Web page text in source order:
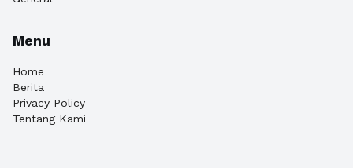
Menu
Home
Berita
Privacy Policy
Tentang Kami